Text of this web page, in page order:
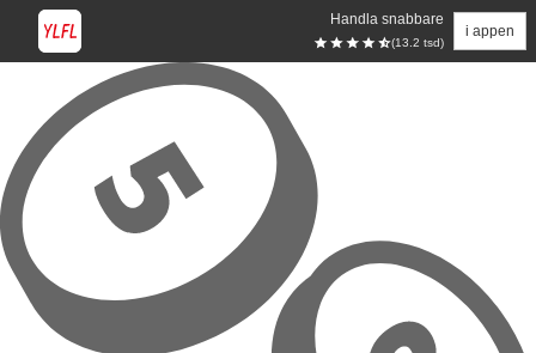
Handla snabbare
(13.2 tsd)
i appen
Hoppa till huvudinnehåll